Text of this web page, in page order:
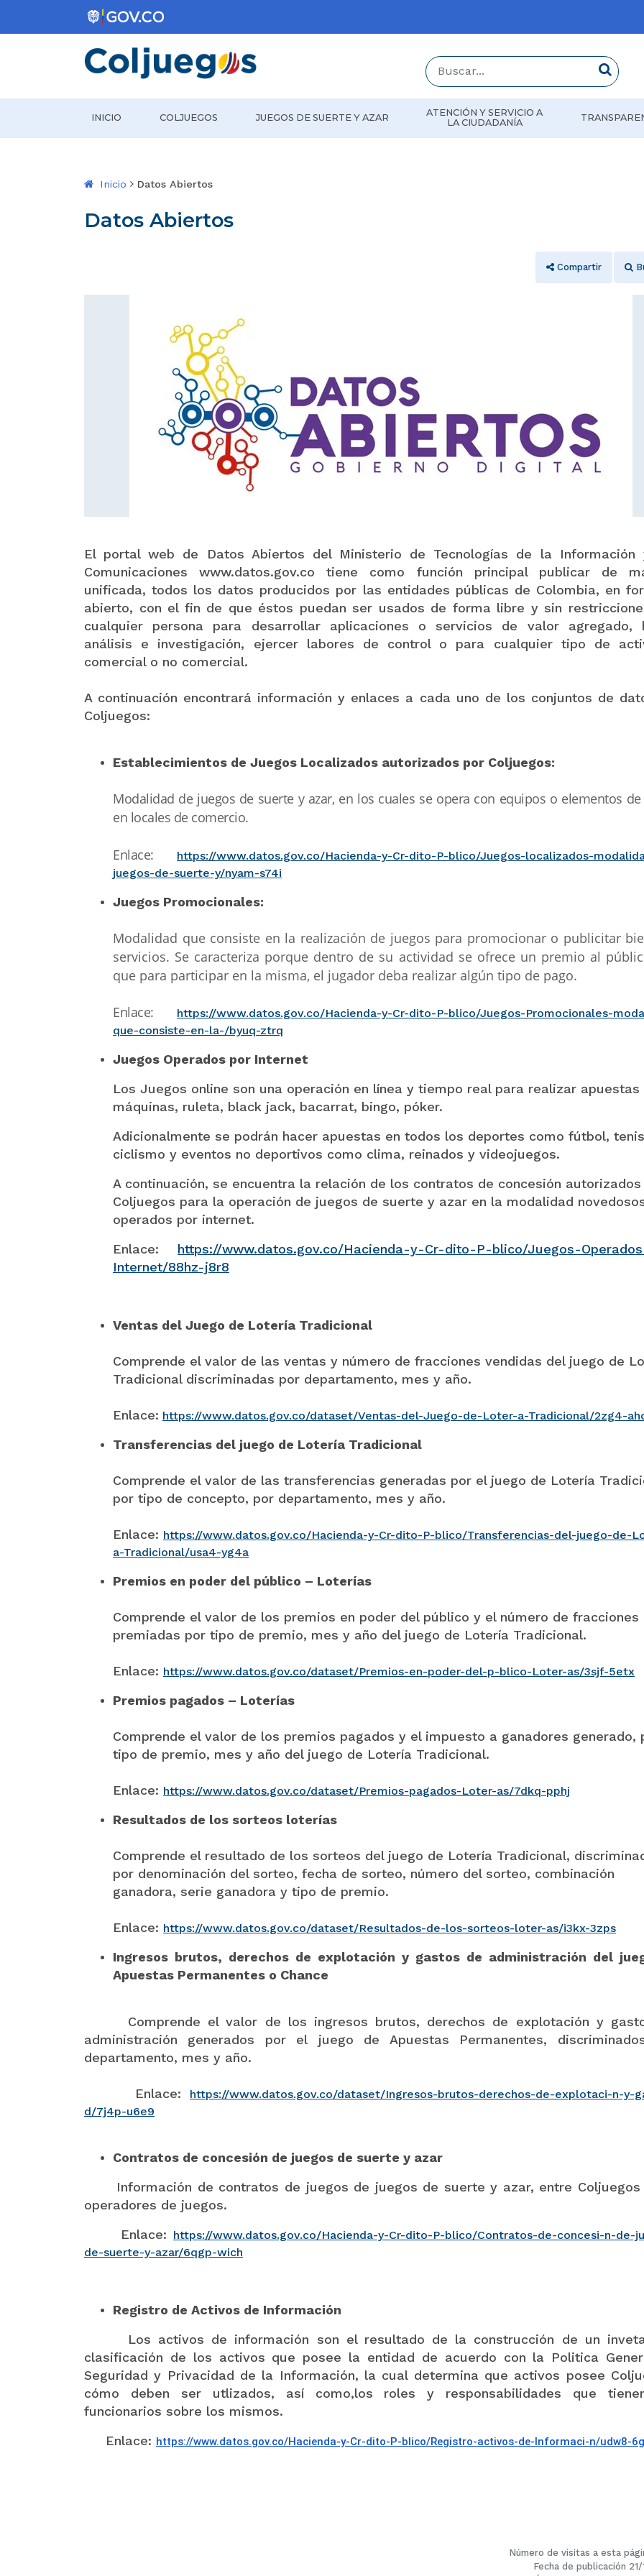
Coljuegos
Buscar...
Buscar
INICIO COLJUEGOS JUEGOS DE SUERTE Y AZAR
ATENCIÓN Y SERVICIO A
LA CIUDADANÍA
Inicio Datos Abiertos
Datos Abiertos
Compartir
El portal web de Datos Abiertos del Ministerio de Tecnologías de la Información
Comunicaciones www.datos.gov.co tiene como función principal publicar de
unificada, todos los datos producidos por las entidades públicas de Colombia, en
abierto, con el fin de que éstos puedan ser usados de forma libre y sin
cualquier persona para desarrollar aplicaciones o servicios de valor agregado,
análisis e investigación, ejercer labores de control o para cualquier tipo de
comercial o no comercial.
A continuación encontrará información y enlaces a cada uno de los conjuntos de
Coljuegos:
Establecimientos de Juegos Localizados autorizados por Coljuegos:
Modalidad de juegos de suerte y azar, en los cuales se opera con equipos o elementos
en locales de comercio.
Enlace:
https://www.datos.gov.co/Hacienda-y-Cr-dito-P-blico/Juegos-localizados-
juegos-de-suerte-y/nyam-s74i
Juegos Promocionales:
Modalidad que consiste en la realización de juegos para promocionar o publicitar
servicios. Se caracteriza porque dentro de su actividad se ofrece un premio al
que para participar en la misma, el jugador deba realizar algún tipo de pago.
Enlace:
https://www.datos.gov.co/Hacienda-y-Cr-dito-P-blico/Juegos-Promocionales-
que-consiste-en-la-/byuq-ztrq
Juegos Operados por Internet
Los Juegos online son una operación en línea y tiempo real para realizar apuestas
máquinas, ruleta, black jack, bacarrat, bingo, póker.
Adicionalmente se podrán hacer apuestas en todos los deportes como fútbol,
ciclismo y eventos no deportivos como clima, reinados y videojuegos.
A continuación, se encuentra la relación de los contratos de concesión
Coljuegos para la operación de juegos de suerte y azar en la modalidad
operados por internet.
Enlace: https://www.datos.gov.co/Hacienda-y-Cr-dito-P-blico/Juegos-
Internet/88hz-j8r8
Ventas del Juego de Lotería Tradicional
Comprende el valor de las ventas y número de fracciones vendidas del juego de
Tradicional discriminadas por departamento, mes y año.
Enlace: https://www.datos.gov.co/dataset/Ventas-del-Juego-de-Loter-a-Tradicional/2zg4-
Transferencias del juego de Lotería Tradicional
Comprende el valor de las transferencias generadas por el juego de Lotería
por tipo de concepto, por departamento, mes y año.
Enlace: https://www.datos.gov.co/Hacienda-y-Cr-dito-P-blico/Transferencias-del-juego-de-
a-Tradicional/usa4-yg4a
Premios en poder del público – Loterías
Comprende el valor de los premios en poder del público y el número de fracciones
premiadas por tipo de premio, mes y año del juego de Lotería Tradicional.
Enlace: https://www.datos.gov.co/dataset/Premios-en-poder-del-p-blico-Loter-as/3sjf-5etx
Premios pagados – Loterías
Comprende el valor de los premios pagados y el impuesto a ganadores generado,
tipo de premio, mes y año del juego de Lotería Tradicional.
Enlace: https://www.datos.gov.co/dataset/Premios-pagados-Loter-as/7dkq-pphj
Resultados de los sorteos loterías
Comprende el resultado de los sorteos del juego de Lotería Tradicional,
por denominación del sorteo, fecha de sorteo, número del sorteo, combinación
ganadora, serie ganadora y tipo de premio.
Enlace: https://www.datos.gov.co/dataset/Resultados-de-los-sorteos-loter-as/i3kx-3zps
Ingresos brutos, derechos de explotación y gastos de administración del
Apuestas Permanentes o Chance
Comprende el valor de los ingresos brutos, derechos de explotación y
administración generados por el juego de Apuestas Permanentes,
departamento, mes y año.
Enlace:
https://www.datos.gov.co/dataset/Ingresos-brutos-derechos-de-explotaci-n-y-
d/7j4p-u6e9
Contratos de concesión de juegos de suerte y azar
Información de contratos de juegos de juegos de suerte y azar, entre Coljuegos
operadores de juegos.
Enlace: https://www.datos.gov.co/Hacienda-y-Cr-dito-P-blico/Contratos-de-concesi-n-de-
de-suerte-y-azar/6qgp-wich
Registro de Activos de Información
Los activos de información son el resultado de la construcción de un
clasificación de los activos que posee la entidad de acuerdo con la Politica
Seguridad y Privacidad de la Información, la cual determina que activos posee
cómo deben ser utlizados, así como,los roles y responsabilidades que
funcionarios sobre los mismos.
Enlace: https://www.datos.gov.co/Hacienda-y-Cr-dito-P-blico/Registro-activos-de-Informaci-n/udw8-
Número de visitas a esta
Fecha de publicación 21/